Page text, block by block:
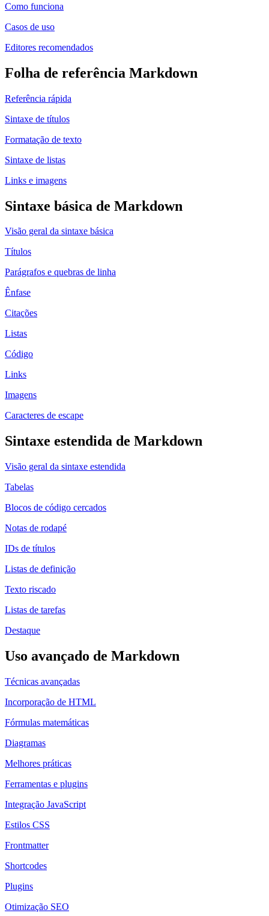
Como funciona
Casos de uso
Editores recomendados
Folha de referência Markdown
Referência rápida
Sintaxe de títulos
Formatação de texto
Sintaxe de listas
Links e imagens
Sintaxe básica de Markdown
Visão geral da sintaxe básica
Títulos
Parágrafos e quebras de linha
Ênfase
Citações
Listas
Código
Links
Imagens
Caracteres de escape
Sintaxe estendida de Markdown
Visão geral da sintaxe estendida
Tabelas
Blocos de código cercados
Notas de rodapé
IDs de títulos
Listas de definição
Texto riscado
Listas de tarefas
Destaque
Uso avançado de Markdown
Técnicas avançadas
Incorporação de HTML
Fórmulas matemáticas
Diagramas
Melhores práticas
Ferramentas e plugins
Integração JavaScript
Estilos CSS
Frontmatter
Shortcodes
Plugins
Otimização SEO